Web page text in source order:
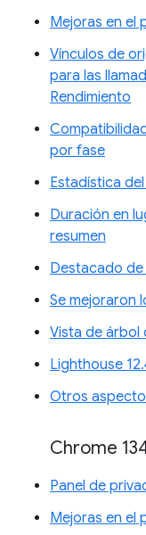
Mejoras en el
Vínculos de
para las
Rendimiento
por fase
Estadística
Duración en
resumen
Destacado de
Se mejoraron
Vista de árbol
Lighthouse
Otros
Chrome
Panel de
Mejoras en el